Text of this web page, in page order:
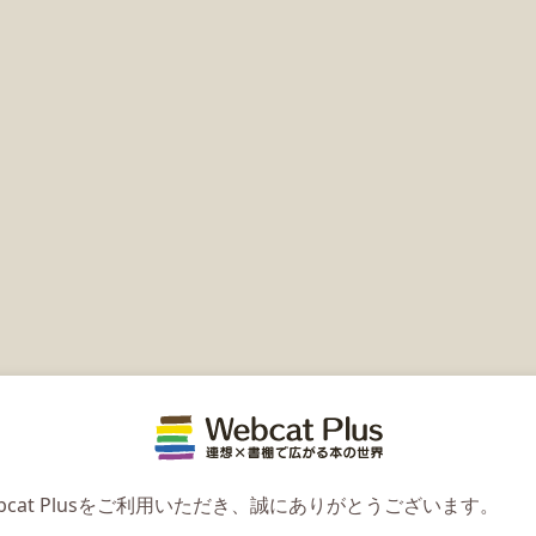
Plusをご利用いただき、誠にありがとうございます。